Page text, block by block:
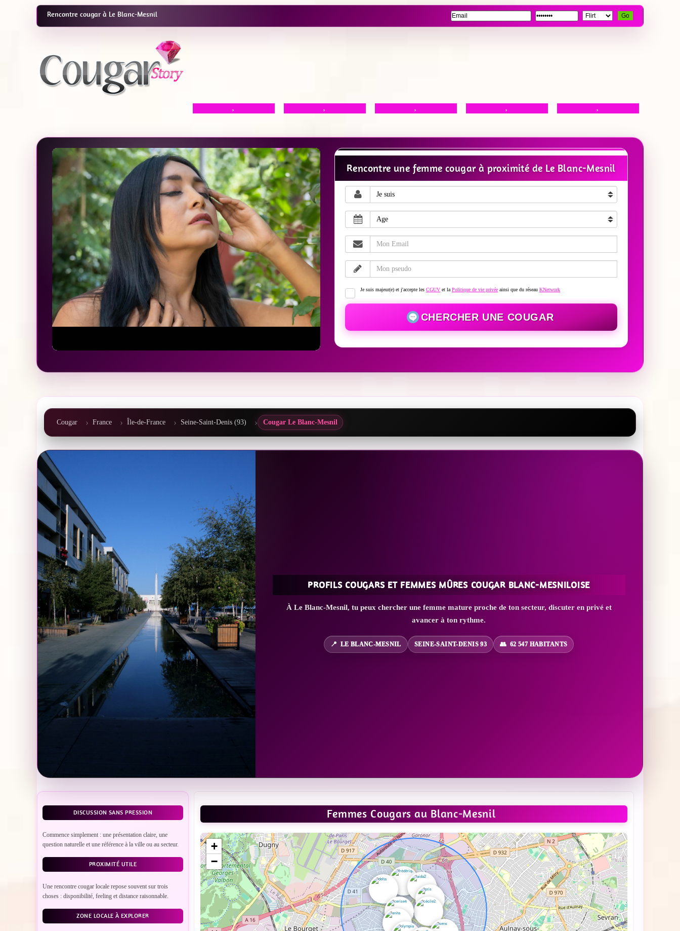
Rencontre cougar à Le Blanc-Mesnil Go
, , , , ,
Rencontre une femme cougar à proximité de Le Blanc-Mesnil
Je suis majeur(e) et j'accepte les CGUV et la Politique de vie privée ainsi que du réseau KNetwork
CHERCHER UNE COUGAR
Cougar France Île-de-France Seine-Saint-Denis (93) Cougar Le Blanc-Mesnil
PROFILS COUGARS ET FEMMES MÛRES COUGAR BLANC-MESNILOISE
À Le Blanc-Mesnil, tu peux chercher une femme mature proche de ton secteur, discuter en privé et
avancer à ton rythme.
LE BLANC-MESNIL SEINE-SAINT-DENIS 93 62 547 HABITANTS
DISCUSSION SANS PRESSION
Commence simplement : une présentation claire, une
question naturelle et une référence à la ville ou au secteur.
PROXIMITÉ UTILE
Une rencontre cougar locale repose souvent sur trois
choses : disponibilité, feeling et distance raisonnable.
ZONE LOCALE À EXPLORER
Femmes Cougars au Blanc-Mesnil
+
−